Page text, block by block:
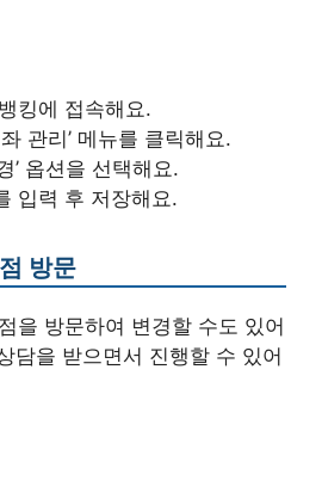
킹에 접속해요.
관리’ 메뉴를 클릭해요.
’ 옵션을 선택해요.
입력 후 저장해요.
방문
을 방문하여 변경할 수도 있어
담을 받으면서 진행할 수 있어